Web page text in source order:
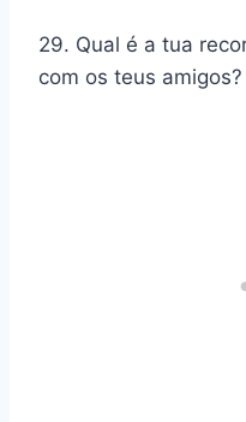
29. Qual é a tua
com os teus amigos?